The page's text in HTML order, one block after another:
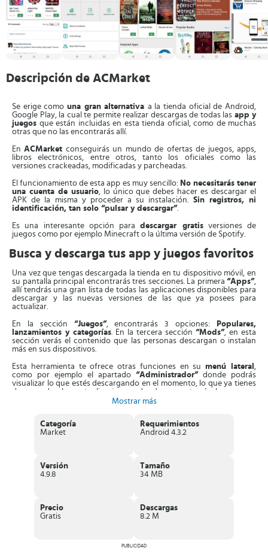
Descripción de ACMarket
Se erige como una gran alternativa a la tienda oficial de Android,
Google Play, la cual te permite realizar descargas de todas las app y
juegos que están incluidas en esta tienda oficial, como de muchas
otras que no las encontrarás allí.
EnACMarket conseguirás un mundo de ofertas de juegos, apps,
libros electrónicos, entre otros, tanto los oficiales como las
versiones crackeadas, modificadas y parcheadas.
El funcionamiento de esta app es muy sencillo: No necesitarás tener
una cuenta de usuario, lo único que debes hacer es descargar el
APK de la misma y proceder a su instalación. Sin registros, ni
identificación, tan solo “pulsar y descargar”.
Es una interesante opción paradescargar gratisversiones de
juegos como por ejemplo Minecraft o la última versión de Spotify.
Busca y descarga tus app y juegos favoritos
Una vez que tengas descargada la tienda en tu dispositivo móvil, en
su pantalla principal encontrarás tres secciones. La primera “Apps”,
allí tendrás una gran lista de todas las aplicaciones disponibles para
descargar y las nuevas versiones de las que ya posees para
actualizar.
En la sección “Juegos”, encontrarás 3 opciones:
Populares,
lanzamientos y categorías. En la tercera sección “Mods”, en esta
sección verás el contenido que las personas descargan o instalan
más en sus dispositivos.
Esta herramienta te ofrece otras funciones en sumenú lateral ,
como por ejemplo el apartado “Administrador” donde podrás
visualizar lo que estés descargando en el momento, lo que ya tienes
descargado, las actualizaciones, donde encontrarás las nuevas
versiones de tus app y juegos.
cualquier aplicación y juego que descarguemos de la tienda.
También podrás
escoger el directorio de descarga
Puedes disponer en el menú lateral de otra función:
cual podrá ser necesario si una aplicación está en ingles o su
contenido; lo podrás traducir de manera automática con esta
ACMarket
es una tienda muy completa, que te ofrece una
diversidad de contenido bien organizado y actualizado.
Como alternativa a Google Play, esta tienda tiene muchas y muy
Mostrar más
Categoría
Market
Requerimientos
Android 4.3.2
Versión
4.9.8
Tamaño
34 MB
Precio
Gratis
Descargas
8.2 M
PUBLICIDAD